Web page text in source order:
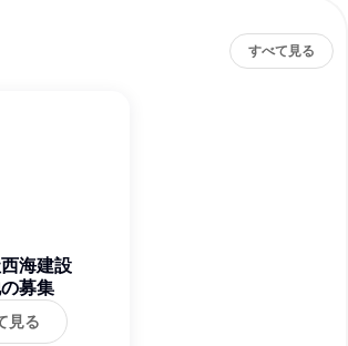
すべて見る
海建設
募集
見る